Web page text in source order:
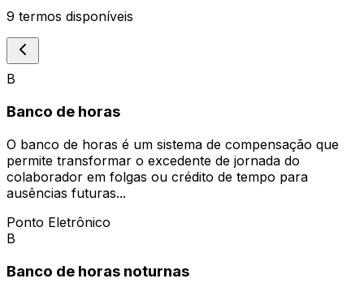
9 termos disponíveis
B
Banco de horas
O banco de horas é um sistema de compensação que
permite transformar o excedente de jornada do
colaborador em folgas ou crédito de tempo para
ausências futuras...
Ponto Eletrônico
B
Banco de horas noturnas